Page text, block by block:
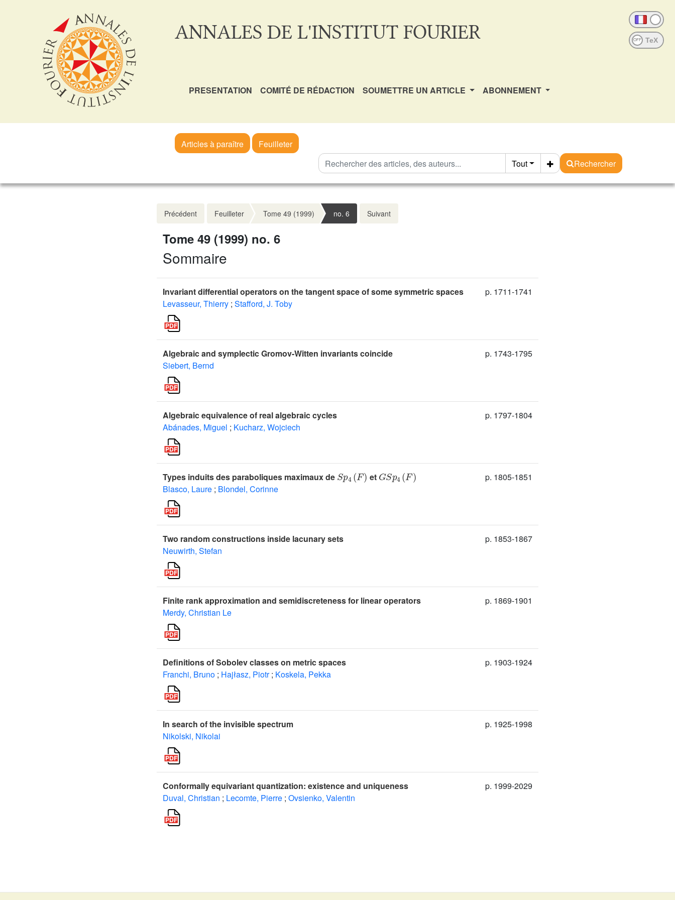
ANNALES DE L'INSTITUT FOURIER OFF
PRESENTATION COMITÉ DE RÉDACTION SOUMETTRE UN ARTICLE ABONNEMENT
Articles à paraître
Feuilleter
Tout
Rechercher
Précédent Feuilleter Tome 49 (1999) no. 6 Suivant
Tome 49 (1999) no. 6
Sommaire
Invariant differential operators on the tangent space of some symmetric spaces
Levasseur, Thierry ; Stafford, J. Toby
p. 1711-1741
Algebraic and symplectic Gromov-Witten invariants coincide
Siebert, Bernd
p. 1743-1795
Algebraic equivalence of real algebraic cycles
Abánades, Miguel ; Kucharz, Wojciech
p. 1797-1804
Types induits des paraboliques maximaux de
( )
et
( )
Blasco, Laure ; Blondel, Corinne
p. 1805-1851
Two random constructions inside lacunary sets
Neuwirth, Stefan
p. 1853-1867
Finite rank approximation and semidiscreteness for linear operators
Merdy, Christian Le
p. 1869-1901
Definitions of Sobolev classes on metric spaces
Franchi, Bruno ; Hajłasz, Piotr ; Koskela, Pekka
p. 1903-1924
In search of the invisible spectrum
Nikolski, Nikolai
p. 1925-1998
Conformally equivariant quantization: existence and uniqueness
Duval, Christian ; Lecomte, Pierre ; Ovsienko, Valentin
p. 1999-2029